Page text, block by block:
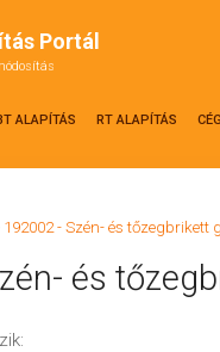
Portál
ALAPÍTÁS RT ALAPÍTÁS
192002 - Szén- és tőzegbrikett
és